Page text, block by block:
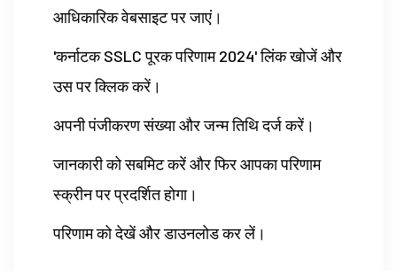
आधिकारिक वेबसाइट पर जाएं।
'कर्नाटक SSLC पूरक परिणाम 2024' लिंक खोजें और
उस पर क्लिक करें।
अपनी पंजीकरण संख्या और जन्म तिथि दर्ज करें।
जानकारी को सबमिट करें और फिर आपका परिणाम
स्क्रीन पर प्रदर्शित होगा।
परिणाम को देखें और डाउनलोड कर लें।